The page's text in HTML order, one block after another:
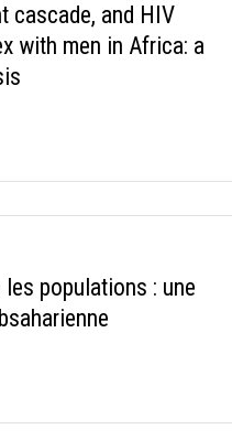
cascade, and HIV
with men in Africa: a
les populations : une